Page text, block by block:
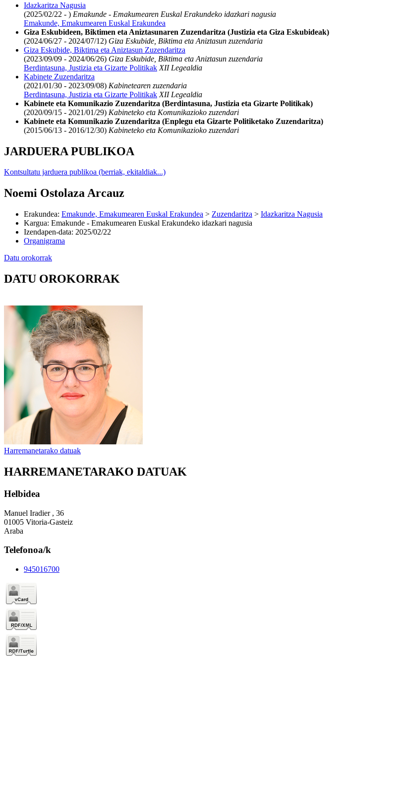
Idazkaritza Nagusia
(2025/02/22 - ) Emakunde - Emakumearen Euskal Erakundeko idazkari nagusia
Emakunde, Emakumearen Euskal Erakundea
Giza Eskubideen, Biktimen eta Aniztasunaren Zuzendaritza (Justizia eta Giza Eskubideak)
(2024/06/27 - 2024/07/12) Giza Eskubide, Biktima eta Aniztasun zuzendaria
Giza Eskubide, Biktima eta Aniztasun Zuzendaritza
(2023/09/09 - 2024/06/26) Giza Eskubide, Biktima eta Aniztasun zuzendaria
Berdintasuna, Justizia eta Gizarte Politikak XII Legealdia
Kabinete Zuzendaritza
(2021/01/30 - 2023/09/08) Kabinetearen zuzendaria
Berdintasuna, Justizia eta Gizarte Politikak XII Legealdia
Kabinete eta Komunikazio Zuzendaritza (Berdintasuna, Justizia eta Gizarte Politikak)
(2020/09/15 - 2021/01/29) Kabineteko eta Komunikazioko zuzendari
Kabinete eta Komunikazio Zuzendaritza (Enplegu eta Gizarte Politiketako Zuzendaritza)
(2015/06/13 - 2016/12/30) Kabineteko eta Komunikazioko zuzendari
JARDUERA PUBLIKOA
Kontsultatu jarduera publikoa (berriak, ekitaldiak...)
Noemi Ostolaza Arcauz
Erakundea: Emakunde, Emakumearen Euskal Erakundea > Zuzendaritza > Idazkaritza Nagusia
Kargua: Emakunde - Emakumearen Euskal Erakundeko idazkari nagusia
Izendapen-data: 2025/02/22
Organigrama
Datu orokorrak
DATU OROKORRAK
Harremanetarako datuak
HARREMANETARAKO DATUAK
Helbidea
Manuel Iradier , 36
01005 Vitoria-Gasteiz
Araba
Telefonoa/k
945016700